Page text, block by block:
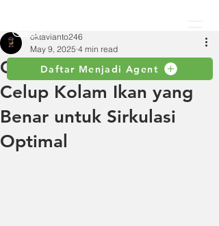
Daftar Menjadi Agent
Cara Instalasi Pompa
Celup Kolam Ikan yang
Benar untuk Sirkulasi
Optimal
oktavianto246
May 9, 2025 4 min read